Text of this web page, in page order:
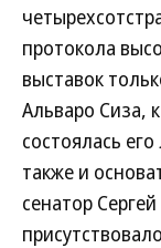
протокола
выставок
Альваро Сиза,
состоялась
также и
сенатор